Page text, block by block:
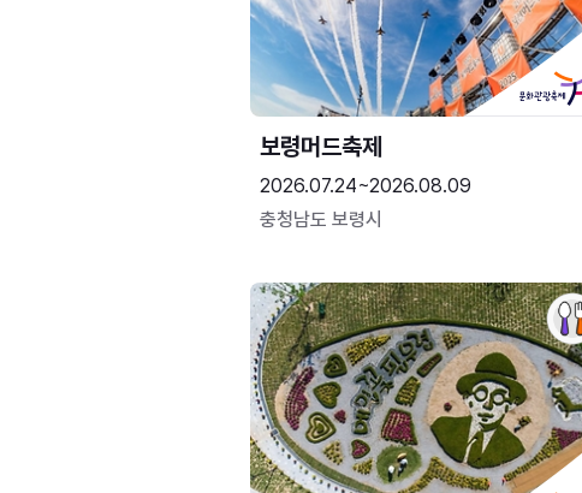
보령머드축제
2026.07.24~2026.08.09
충청남도 보령시